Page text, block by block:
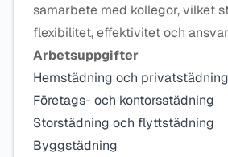
samarbete med kollegor, vilket
flexibilitet, effektivitet och
Arbetsuppgifter
Hemstädning och privatstädning
Företags- och kontorsstädning
Storstädning och flyttstädning
Byggstädning